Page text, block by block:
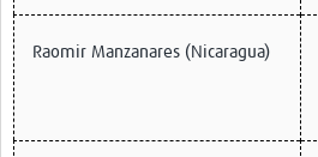
Pathfinders Brasil
Raomir Manzanares (Nicaragua)